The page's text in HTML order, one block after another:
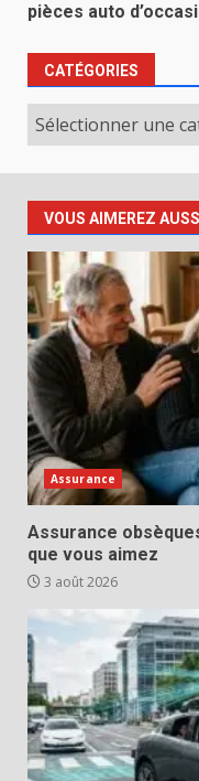
pièces auto
CATÉGORIES
Catégories
VOUS AIMEREZ AUSSI
Assurance
Assurance
que vous aimez
3 août 2026